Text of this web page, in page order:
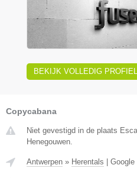
BEKIJK VOLLEDIG PROFIEL
Copycabana
Niet gevestigd in de plaats
Henegouwen.
Antwerpen » Herentals | Google